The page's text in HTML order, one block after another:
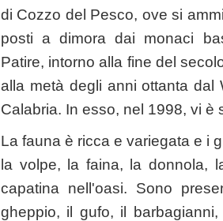
di Cozzo del Pesco, ove si
posti a dimora dai monaci
Patire, intorno alla fine del
alla metà degli anni ottanta dal
Calabria. In esso, nel 1998, vi è
La fauna è ricca e variegata e i
la volpe, la faina, la donnola,
capatina nell'oasi. Sono
gheppio, il gufo, il